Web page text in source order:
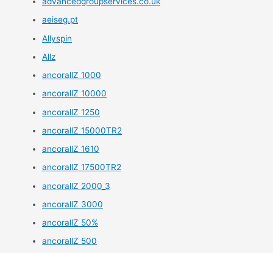
aeiseg.pt
Allyspin
Allz
ancorallZ 1000
ancorallZ 10000
ancorallZ 1250
ancorallZ 15000TR2
ancorallZ 1610
ancorallZ 17500TR2
ancorallZ 2000_3
ancorallZ 3000
ancorallZ 50%
ancorallZ 500